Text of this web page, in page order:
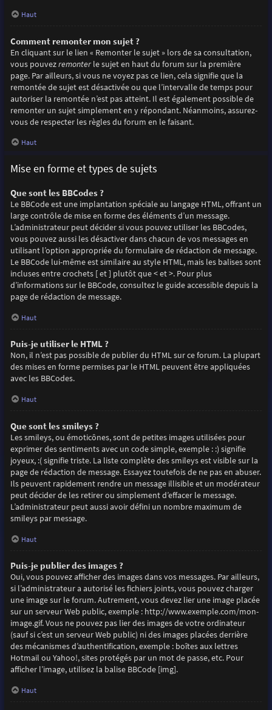
Haut
Comment remonter mon sujet ?
En cliquant sur le lien « Remonter le sujet » lors de sa consultation,
vous pouvezremonterle sujet en haut du forum sur la première
page. Par ailleurs, si vous ne voyez pas ce lien, cela signifie que la
remontée de sujet est désactivée ou que l’intervalle de temps pour
autoriser la remontée n’est pas atteint. Il est également possible de
remonter un sujet simplement en y répondant. Néanmoins, assurez-
vous de respecter les règles du forum en le faisant.
Haut
Mise en forme et types de sujets
Que sont les BBCodes ?
Le BBCode est une implantation spéciale au langage HTML, offrant un
large contrôle de mise en forme des éléments d’un message.
L’administrateur peut décider si vous pouvez utiliser les BBCodes,
vous pouvez aussi les désactiver dans chacun de vos messages en
utilisant l’option appropriée du formulaire de rédaction de message.
Le BBCode lui-même est similaire au style HTML, mais les balises sont
incluses entre crochets [ et ] plutôt que < et >. Pour plus
d’informations sur le BBCode, consultez le guide accessible depuis la
page de rédaction de message.
Haut
Puis-je utiliser le HTML ?
Non, il n’est pas possible de publier du HTML sur ce forum. La plupart
des mises en forme permises par le HTML peuvent être appliquées
avec les BBCodes.
Haut
Que sont les smileys ?
Les smileys, ou émoticônes, sont de petites images utilisées pour
exprimer des sentiments avec un code simple, exemple : :) signifie
joyeux, :( signifie triste. La liste complète des smileys est visible sur la
page de rédaction de message. Essayez toutefois de ne pas en abuser.
Ils peuvent rapidement rendre un message illisible et un modérateur
peut décider de les retirer ou simplement d’effacer le message.
L’administrateur peut aussi avoir défini un nombre maximum de
smileys par message.
Haut
Puis-je publier des images ?
Oui, vous pouvez afficher des images dans vos messages. Par ailleurs,
si l’administrateur a autorisé les fichiers joints, vous pouvez charger
une image sur le forum. Autrement, vous devez lier une image placée
sur un serveur Web public, exemple : http://www.exemple.com/mon-
image.gif. Vous ne pouvez pas lier des images de votre ordinateur
(sauf si c’est un serveur Web public) ni des images placées derrière
des mécanismes d’authentification, exemple : boîtes aux lettres
Hotmail ou Yahoo!, sites protégés par un mot de passe, etc. Pour
afficher l’image, utilisez la balise BBCode [img].
Haut